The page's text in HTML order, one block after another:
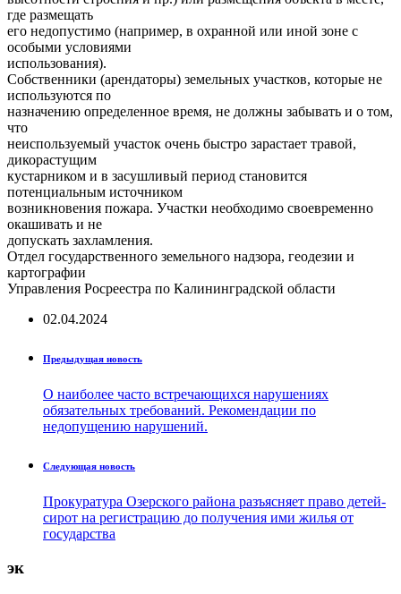
где размещать
его недопустимо (например, в охранной или иной зоне с
особыми условиями
использования).
Собственники (арендаторы) земельных участков, которые не
используются по
назначению определенное время, не должны забывать и о том,
что
неиспользуемый участок очень быстро зарастает травой,
дикорастущим
кустарником и в засушливый период становится
потенциальным источником
возникновения пожара. Участки необходимо своевременно
окашивать и не
допускать захламления.
Отдел государственного земельного надзора, геодезии и
картографии
Управления Росреестра по Калининградской области
02.04.2024
Предыдущая новость
О наиболее часто встречающихся нарушениях
обязательных требований. Рекомендации по
недопущению нарушений.
Следующая новость
Прокуратура Озерского района разъясняет право детей-
сирот на регистрацию до получения ими жилья от
государства
эк